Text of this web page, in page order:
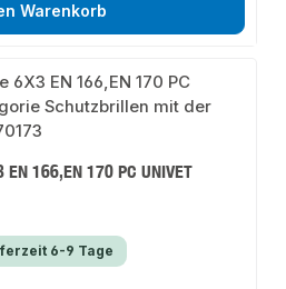
Warenkorb
166,EN 170 PC UNIVET
6-9 Tage